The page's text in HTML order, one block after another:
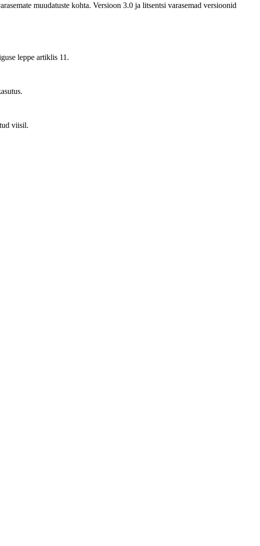
muudatuste kohta. Versioon 3.0 ja litsentsi varasemad versioonid
leppe artiklis 11.
viisil.